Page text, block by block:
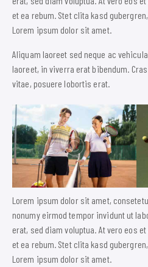
et ea rebum. Stet clita kasd
Lorem ipsum dolor sit amet.
Aliquam laoreet sed neque ac
laoreet, in viverra erat bibendum.
vitae, posuere lobortis erat.
Lorem ipsum dolor sit amet,
nonumy eirmod tempor invidunt ut
erat, sed diam voluptua. At vero eos
et ea rebum. Stet clita kasd
Lorem ipsum dolor sit amet.